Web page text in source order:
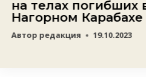
на телах погибших
Нагорном Карабахе
Автор редакция 19.10.2023